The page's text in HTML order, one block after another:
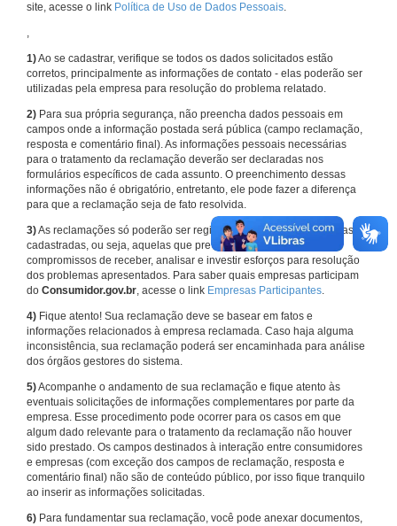
site, acesse o link Política de Uso de Dados Pessoais.
,
1)Ao se cadastrar, verifique se todos os dados solicitados estão
corretos, principalmente as informações de contato - elas poderão ser
utilizadas pela empresa para resolução do problema relatado.
2) Para sua própria segurança, não preencha dados pessoais em
campos onde a informação postada será pública (campo reclamação,
resposta e comentário final). As informações pessoais necessárias
para o tratamento da reclamação deverão ser declaradas nos
formulários específicos de cada assunto. O preenchimento dessas
informações não é obrigatório, entretanto, ele pode fazer a diferença
para que a reclamação seja de fato resolvida.
3)As reclamações só poderão ser registradas em face de empresas
cadastradas, ou seja, aquelas que previamente assumiram
compromissos de receber, analisar e investir esforços para resolução
dos problemas apresentados. Para saber quais empresas participam
do Consumidor.gov.br, acesse o link Empresas Participantes.
4) Fique atento! Sua reclamação deve se basear em fatos e
informações relacionados à empresa reclamada. Caso haja alguma
inconsistência, sua reclamação poderá ser encaminhada para análise
dos órgãos gestores do sistema.
5)Acompanhe o andamento de sua reclamação e fique atento às
eventuais solicitações de informações complementares por parte da
empresa. Esse procedimento pode ocorrer para os casos em que
algum dado relevante para o tratamento da reclamação não houver
sido prestado. Os campos destinados à interação entre consumidores
e empresas (com exceção dos campos de reclamação, resposta e
comentário final) não são de conteúdo público, por isso fique tranquilo
ao inserir as informações solicitadas.
6) Para fundamentar sua reclamação, você pode anexar documentos,